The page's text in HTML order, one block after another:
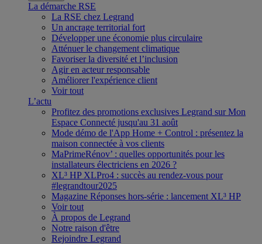
La démarche RSE
La RSE chez Legrand
Un ancrage territorial fort
Développer une économie plus circulaire
Atténuer le changement climatique
Favoriser la diversité et l’inclusion
Agir en acteur responsable
Améliorer l'expérience client
Voir tout
L’actu
Profitez des promotions exclusives Legrand sur Mon
Espace Connecté jusqu'au 31 août
Mode démo de l'App Home + Control : présentez la
maison connectée à vos clients
MaPrimeRénov’ : quelles opportunités pour les
installateurs électriciens en 2026 ?
XL³ HP XLPro4 : succès au rendez-vous pour
#legrandtour2025
Magazine Réponses hors-série : lancement XL³ HP
Voir tout
À propos de Legrand
Notre raison d'être
Rejoindre Legrand